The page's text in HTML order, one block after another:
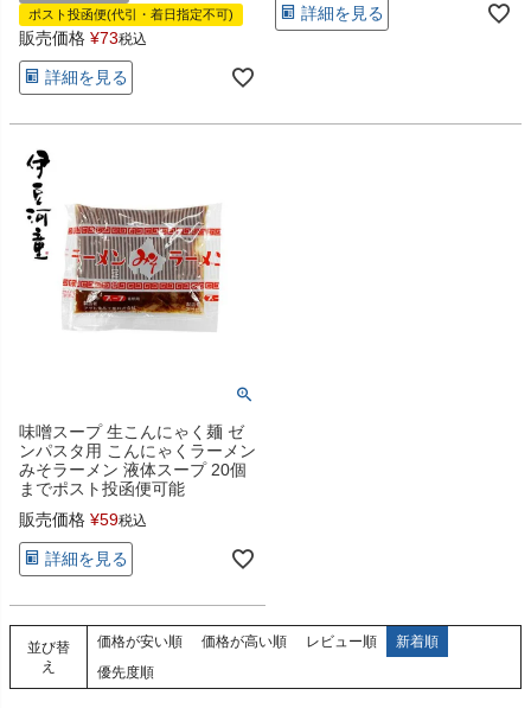
ポスト投函便(代引・着日指定不可)
販売価格 ¥73税込
詳細を見る
詳細を見る
味噌スープ 生こんにゃく麺 ゼ
ンパスタ用 こんにゃくラーメン
みそラーメン 液体スープ 20個
までポスト投函便可能
販売価格 ¥59税込
詳細を見る
並び替
え
価格が安い順 価格が高い順 レビュー順
新着順
優先度順